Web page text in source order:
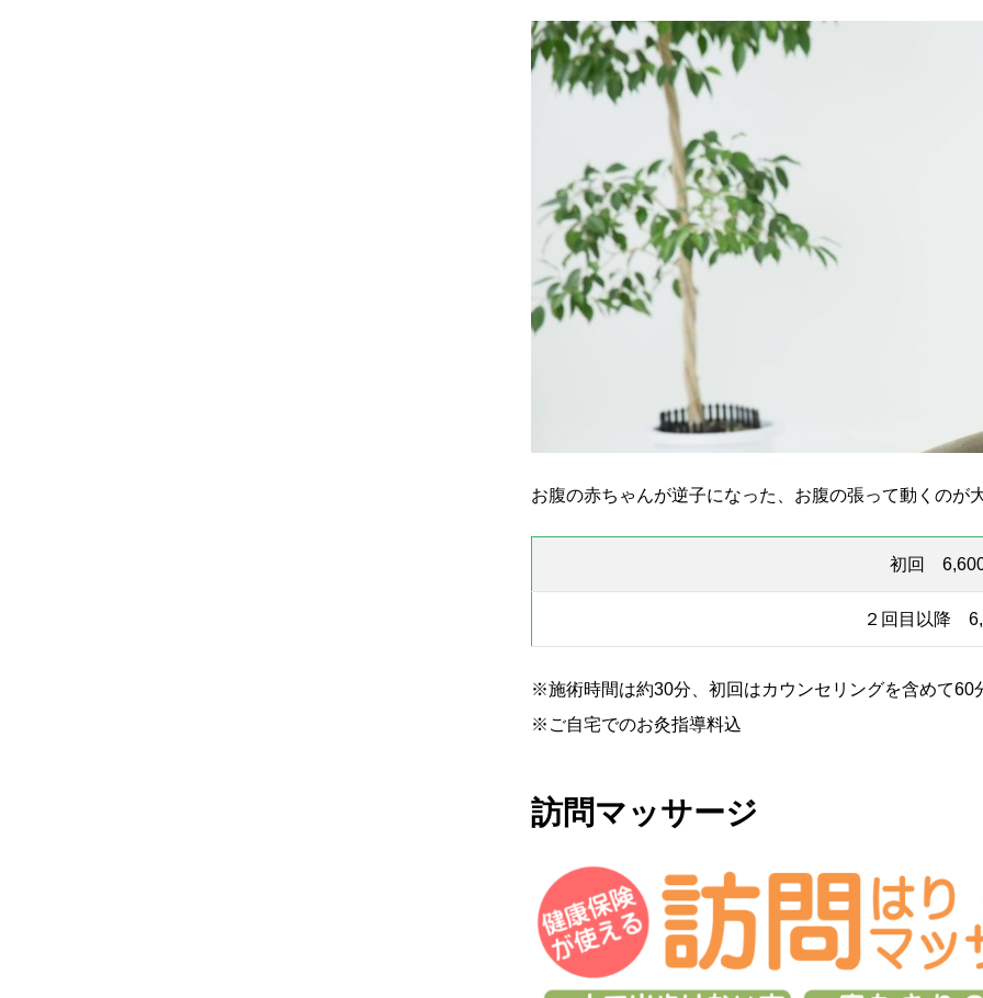
お腹の赤ちゃんが逆子になった、お腹の張って動くのが
初回
２回目以降
※施術時間は約30分、初回はカウンセリングを含めて60
※ご自宅でのお灸指導料込
訪問マッサージ